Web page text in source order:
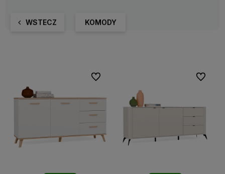
WSTECZ KOMODY
Do ulubionych Do